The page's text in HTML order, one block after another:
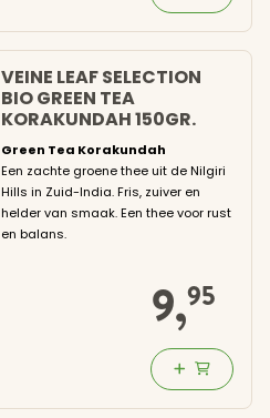
VEINE LEAF SELECTION
BIO GREEN TEA
KORAKUNDAH 150GR.
Green Tea Korakundah
Een zachte groene thee uit de Nilgiri
Hills in Zuid-India. Fris, zuiver en
helder van smaak. Een thee voor rust
en balans.
9,95